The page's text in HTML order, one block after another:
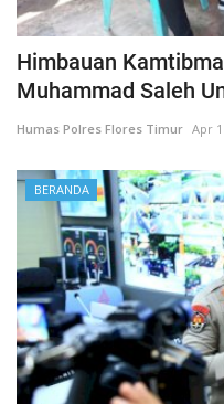
Himbauan
Muhammad Saleh
Humas Polres Flores Timur Apr
BERANDA